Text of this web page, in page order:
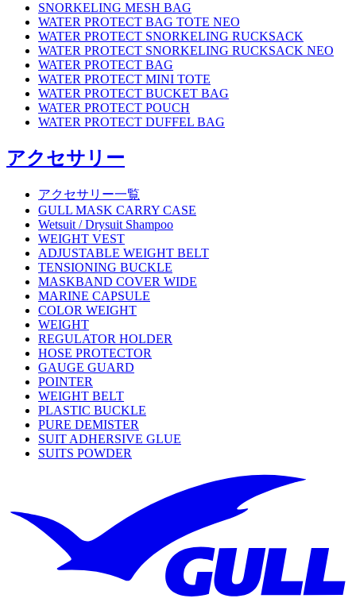
SNORKELING MESH BAG
WATER PROTECT BAG TOTE NEO
WATER PROTECT SNORKELING RUCKSACK
WATER PROTECT SNORKELING RUCKSACK NEO
WATER PROTECT BAG
WATER PROTECT MINI TOTE
WATER PROTECT BUCKET BAG
WATER PROTECT POUCH
WATER PROTECT DUFFEL BAG
アクセサリー
アクセサリー一覧
GULL MASK CARRY CASE
Wetsuit / Drysuit Shampoo
WEIGHT VEST
ADJUSTABLE WEIGHT BELT
TENSIONING BUCKLE
MASKBAND COVER WIDE
MARINE CAPSULE
COLOR WEIGHT
WEIGHT
REGULATOR HOLDER
HOSE PROTECTOR
GAUGE GUARD
POINTER
WEIGHT BELT
PLASTIC BUCKLE
PURE DEMISTER
SUIT ADHERSIVE GLUE
SUITS POWDER